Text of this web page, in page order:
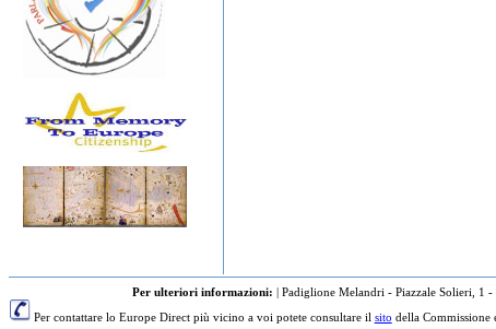
Per ulteriori informazioni: | Padiglione Melandri - Piazzale Solieri, 1
Per contattare lo Europe Direct più vicino a voi potete consultare il sito della